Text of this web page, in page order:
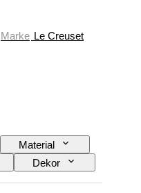
Marke Le Creuset
Material
Dekor